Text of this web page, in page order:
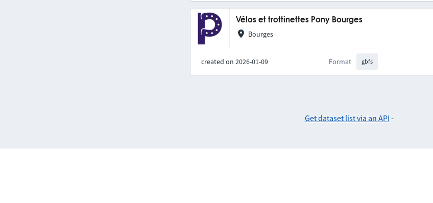
Vélos et trottinettes Pony Bourges
Bourges
created on 2026-01-09 Format gbfs
Get dataset list via an API -